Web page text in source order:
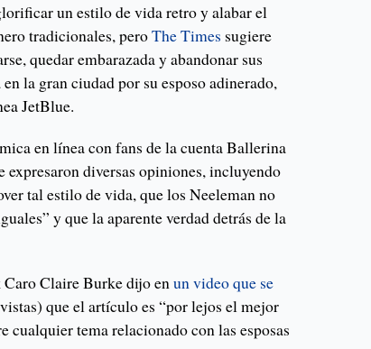
un estilo de vida retro y alabar el
tradicionales, peroThe Times sugiere
quedar embarazada y abandonar sus
la gran ciudad por su esposo adinerado,
JetBlue.
en línea con fans de la cuenta Ballerina
expresaron diversas opiniones, incluyendo
tal estilo de vida, que los Neeleman no
y que la aparente verdad detrás de la
Claire Burke dijo enun video que se
que el artículo es “por lejos el mejor
cualquier tema relacionado con las esposas